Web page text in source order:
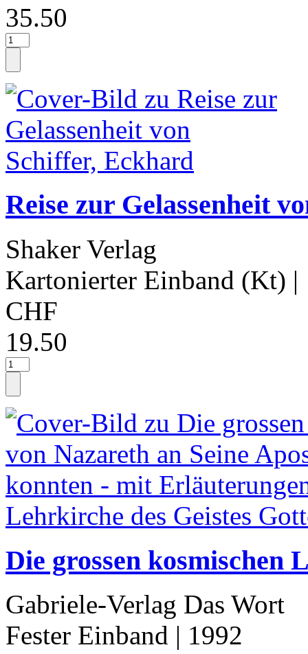
35.50
Reise zur Gelassenheit
Shaker Verlag
Kartonierter Einband (Kt) |
CHF
19.50
Die grossen kosmischen
Gabriele-Verlag Das Wort
Fester Einband | 1992